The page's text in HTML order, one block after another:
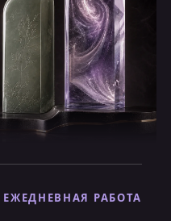
ЕЖЕДНЕВНАЯ РАБОТА